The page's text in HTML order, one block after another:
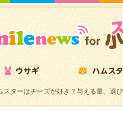
スターはチーズが好き？与える量、選